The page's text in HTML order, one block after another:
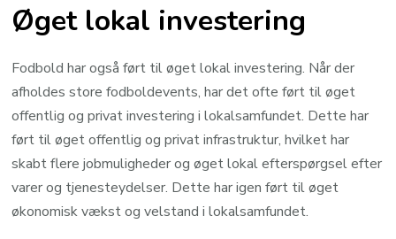
Øget lokal investering
Fodbold har også ført til øget lokal investering. Når der
afholdes store fodboldevents, har det ofte ført til øget
offentlig og privat investering i lokalsamfundet. Dette har
ført til øget offentlig og privat infrastruktur, hvilket har
skabt flere jobmuligheder og øget lokal efterspørgsel efter
varer og tjenesteydelser. Dette har igen ført til øget
økonomisk vækst og velstand i lokalsamfundet.